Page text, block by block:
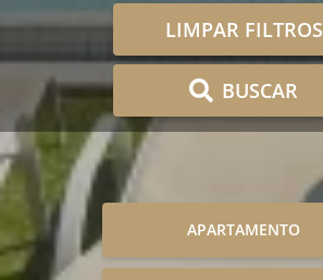
LIMPAR FILTROS
BUSCAR
APARTAMENTO